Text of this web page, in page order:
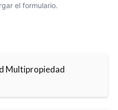
el formulario.
Multipropiedad